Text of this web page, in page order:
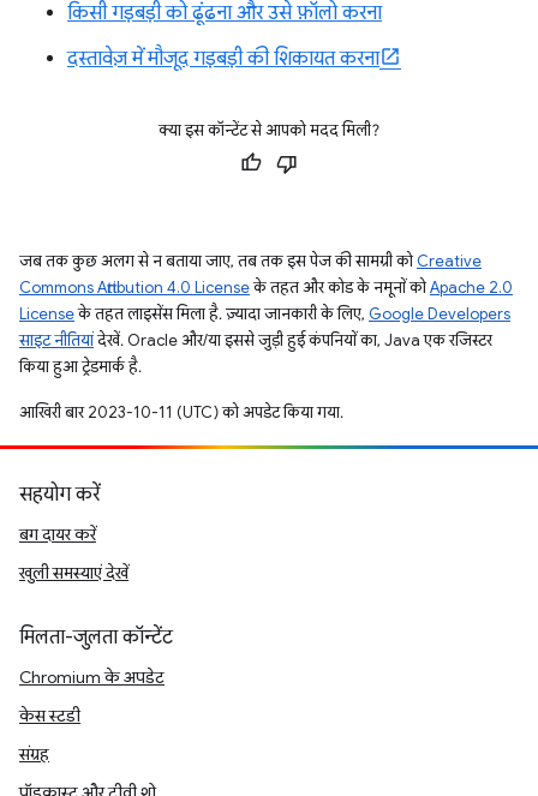
किसी गड़बड़ी को ढूंढना और उसे फ़ॉलो करना
दस्तावेज़ में मौजूद गड़बड़ी की शिकायत करना
क्या इस कॉन्टेंट से आपको मदद मिली?
जब तक कुछ अलग से न बताया जाए, तब तक इस पेज की सामग्री कोCreative
Commons Attribution 4.0 Licenseके तहत और कोड के नमूनों कोApache 2.0
Licenseके तहत लाइसेंस मिला है. ज़्यादा जानकारी के लिए, Google Developers
साइट नीतियांदेखें. Oracle और/या इससे जुड़ी हुई कंपनियों का, Java एक रजिस्टर
किया हुआ ट्रेडमार्क है.
आखिरी बार 2023-10-11 (UTC) को अपडेट किया गया.
सहयोग करें
बग दायर करें
खुली समस्याएं देखें
मिलता-जुलता कॉन्टेंट
Chromium के अपडेट
केस स्टडी
संग्रह